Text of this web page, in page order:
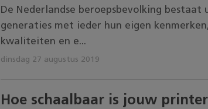
De Nederlandse beroepsbevolking bestaat
generaties met ieder hun eigen kenmerken,
kwaliteiten en e...
dinsdag 27 augustus 2019
Hoe schaalbaar is jouw